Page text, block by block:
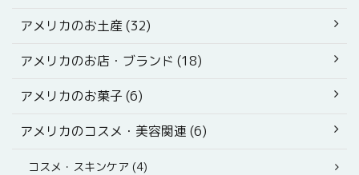
アメリカのお土産 (32)
アメリカのお店・ブランド (18)
アメリカのお菓子 (6)
アメリカのコスメ・美容関連 (6)
コスメ・スキンケア (4)